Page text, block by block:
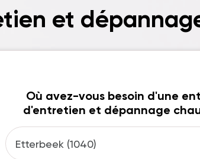
et
Où avez-vous besoin d'une
d'entretien et dépannage